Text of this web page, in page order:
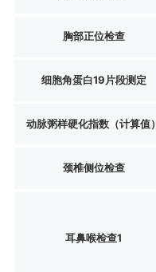
胸部正位检查
细胞角蛋白19片段测定
动脉粥样硬化指数（计算值）
颈椎侧位检查
耳鼻喉检查1